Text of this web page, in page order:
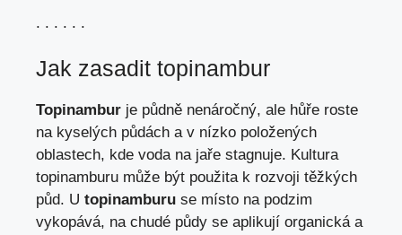
. . . . . .
Jak zasadit topinambur
Topinambur je půdně nenáročný, ale hůře roste
na kyselých půdách a v nízko položených
oblastech, kde voda na jaře stagnuje. Kultura
topinamburu může být použita k rozvoji těžkých
půd. U topinamburu se místo na podzim
vykopává, na chudé půdy se aplikují organická a